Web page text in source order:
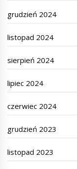
grudzień 2024
listopad 2024
sierpień 2024
lipiec 2024
czerwiec 2024
grudzień 2023
listopad 2023